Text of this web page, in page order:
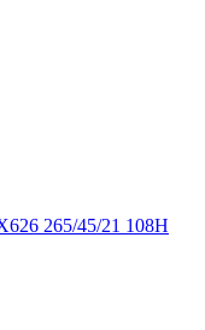
265/45/21 108H